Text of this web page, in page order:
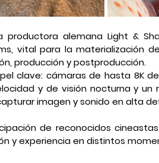
alemana Light &
vital para la materialización
producción y postproducción.
clave: cámaras de hasta 8K
y de visión nocturna y un
imagen y sonido en alta
de reconocidos cineastas
y experiencia en distintos